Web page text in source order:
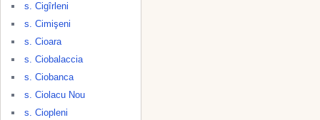
s. Cigîrleni
s. Cimişeni
s. Cioara
s. Ciobalaccia
s. Ciobanca
s. Ciolacu Nou
s. Ciopleni